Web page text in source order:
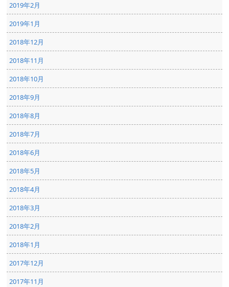
2019年2月
2019年1月
2018年12月
2018年11月
2018年10月
2018年9月
2018年8月
2018年7月
2018年6月
2018年5月
2018年4月
2018年3月
2018年2月
2018年1月
2017年12月
2017年11月